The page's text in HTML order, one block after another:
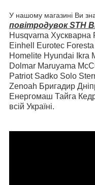
У нашому магазині Ви
повітродувок STH
Husqvarna Хускварна
Einhell Eurotec
Homelite Hyundai Ikra
Dolmar Maruyama
Patriot Sadko Solo
Zenoah Бригадир
Енергомаш Тайга
всій Україні.